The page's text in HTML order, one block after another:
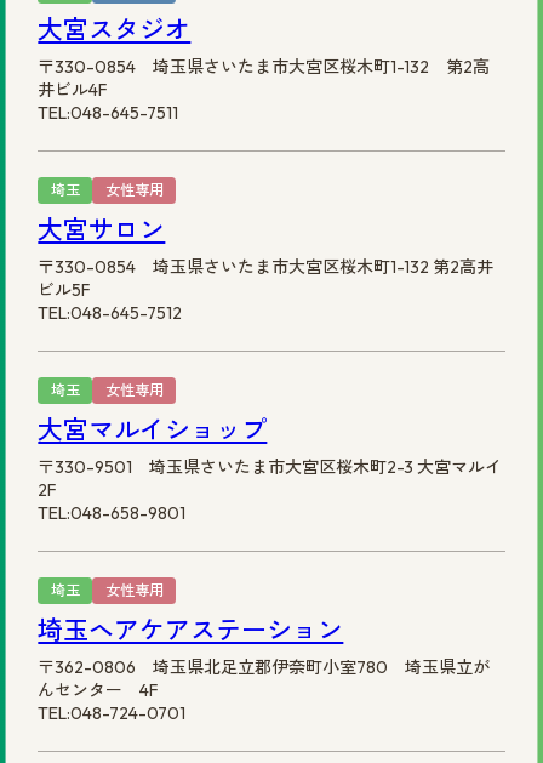
大宮スタジオ
〒330-0854 埼玉県さいたま市大宮区桜木町1-132 第2高
井ビル4F
TEL:048-645-7511
埼玉 女性専用
大宮サロン
〒330-0854 埼玉県さいたま市大宮区桜木町1-132 第2高井
ビル5F
TEL:048-645-7512
埼玉 女性専用
大宮マルイショップ
〒330-9501 埼玉県さいたま市大宮区桜木町2-3 大宮マルイ
2F
TEL:048-658-9801
埼玉 女性専用
埼玉ヘアケアステーション
〒362-0806 埼玉県北足立郡伊奈町小室780 埼玉県立が
んセンター 4F
TEL:048-724-0701